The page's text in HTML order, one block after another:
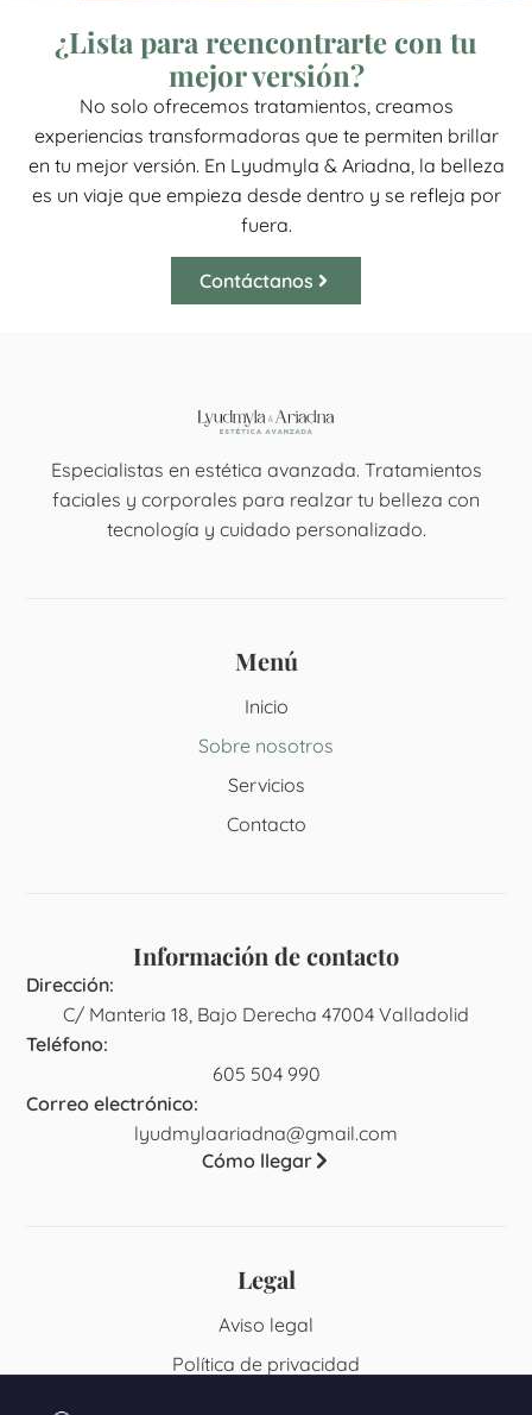
¿Lista para reencontrarte con tu
mejor versión?
No solo ofrecemos tratamientos, creamos
experiencias transformadoras que te permiten brillar
en tu mejor versión. En Lyudmyla & Ariadna, la belleza
es un viaje que empieza desde dentro y se refleja por
fuera.
Contáctanos
Especialistas en estética avanzada. Tratamientos
faciales y corporales para realzar tu belleza con
tecnología y cuidado personalizado.
Menú
Inicio
Sobre nosotros
Servicios
Contacto
Información de contacto
Dirección:
C/ Manteria 18, Bajo Derecha 47004 Valladolid
Teléfono:
605 504 990
Correo electrónico:
lyudmylaariadna@gmail.com
Cómo llegar
Legal
Aviso legal
Política de privacidad